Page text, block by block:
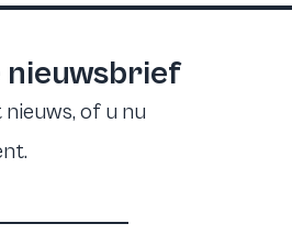
nieuwsbrief
of u nu